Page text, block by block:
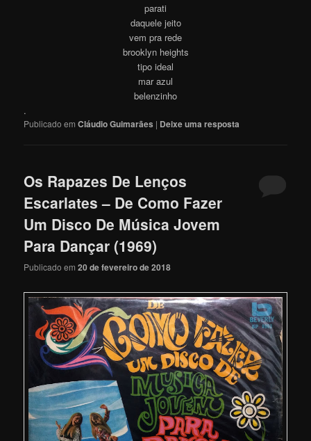
parati
daquele jeito
vem pra rede
brooklyn heights
tipo ideal
mar azul
belenzinho
.
Publicado em Cláudio Guimarães | Deixe uma resposta
Os Rapazes De Lenços
Escarlates – De Como Fazer
Um Disco De Música Jovem
Para Dançar (1969)
Publicado em20 de fevereiro de 2018